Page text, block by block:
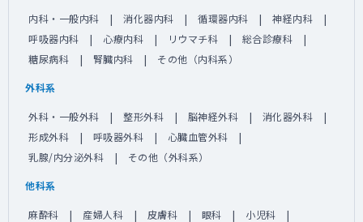
内科・一般内科 消化器内科 循環器内科
神経内科
呼吸器内科
心療内科 リウマチ科
総合診療科
糖尿病科
腎臓内科 その他（内科系）
外科系
外科・一般外科 整形外科 脳神経外科
消化器外科
形成外科
呼吸器外科
心臓血管外科
乳腺/内分泌外科
その他（外科系）
他科系
麻酔科 産婦人科 皮膚科 眼科
小児科